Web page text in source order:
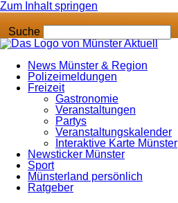
Zum Inhalt springen
Suche
News Münster & Region
Polizeimeldungen
Freizeit
Gastronomie
Veranstaltungen
Partys
Veranstaltungskalender
Interaktive Karte Münster
Newsticker Münster
Sport
Münsterland persönlich
Ratgeber